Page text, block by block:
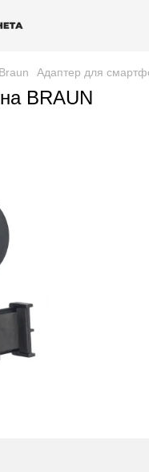
Адаптер для
BRAUN